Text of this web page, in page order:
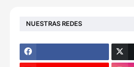
NUESTRAS REDES